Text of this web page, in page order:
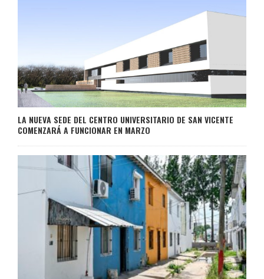
LA NUEVA SEDE DEL CENTRO UNIVERSITARIO DE SAN VICENTE
COMENZARÁ A FUNCIONAR EN MARZO